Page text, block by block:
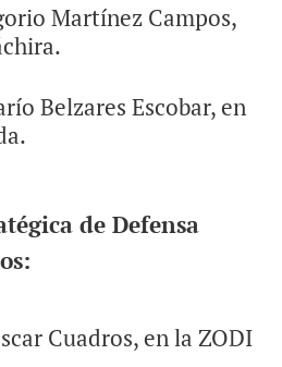
Martínez Campos,
Belzares Escobar, en
de Defensa
Cuadros, en la ZODI